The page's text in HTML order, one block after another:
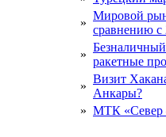
»
Мировой
сравнению с
»
ракетные
»
Визит
Анкары?
» МТК «Север